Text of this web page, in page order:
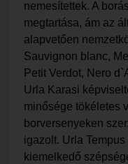
nemesítettek. A
megtartása, ám az
alapvetően
Sauvignon blanc,
Petit Verdot, Nero
Urla Karasi
minősége tökéletes
borversenyeken
igazolt. Urla
kiemelkedő